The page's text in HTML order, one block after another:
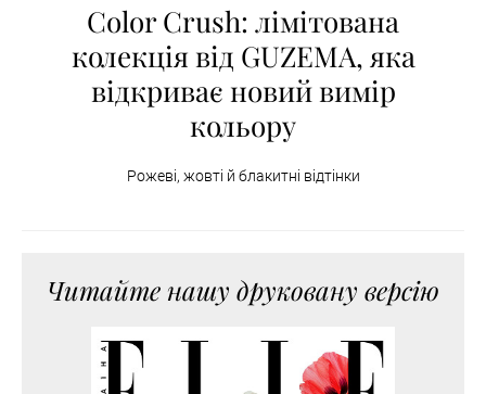
Color Crush: лімітована
колекція від GUZEMA, яка
відкриває новий вимір
кольору
Рожеві, жовті й блакитні відтінки
Читайте нашу друковану версію